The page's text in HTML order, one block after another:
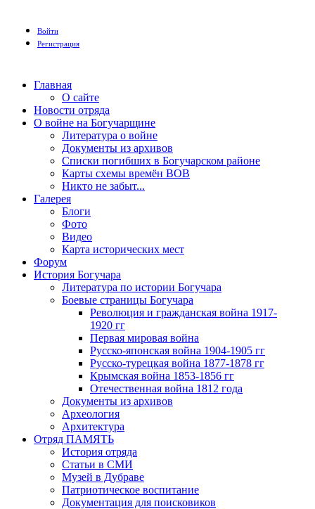
Войти
Регистрация
Главная
О сайте
Новости отряда
О войне на Богучарщине
Литература о войне
Документы из архивов
Списки погибших в Богучарском районе
Карты схемы времён ВОВ
Никто не забыт...
Галерея
Блоги
Фото
Видео
Карта исторических мест
Форум
История Богучара
Литература по истории Богучара
Боевые страницы Богучара
Революция и гражданская война 1917-
1920 гг
Первая мировая война
Русско-японская война 1904-1905 гг
Русско-турецкая война 1877-1878 гг
Крымская война 1853-1856 гг
Отечественная война 1812 года
Документы из архивов
Археология
Архитектура
Отряд ПАМЯТЬ
История отряда
Статьи в СМИ
Музей в Дубраве
Патриотическое воспитание
Документация для поисковиков